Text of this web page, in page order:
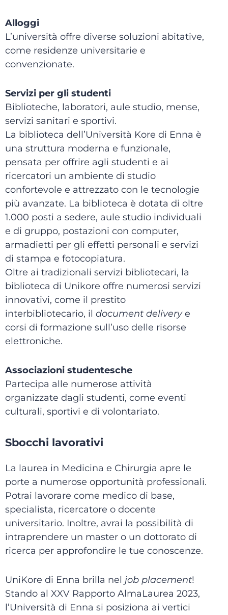
Alloggi
L’università offre diverse soluzioni abitative,
come residenze universitarie e
convenzionate.
Servizi per gli studenti
Biblioteche, laboratori, aule studio, mense,
servizi sanitari e sportivi.
La biblioteca dell’Università Kore di Enna è
una struttura moderna e funzionale,
pensata per offrire agli studenti e ai
ricercatori un ambiente di studio
confortevole e attrezzato con le tecnologie
più avanzate. La biblioteca è dotata di oltre
1.000 posti a sedere, aule studio individuali
e di gruppo, postazioni con computer,
armadietti per gli effetti personali e servizi
di stampa e fotocopiatura.
Oltre ai tradizionali servizi bibliotecari, la
biblioteca di Unikore offre numerosi servizi
innovativi, come il prestito
interbibliotecario, il document deliverye
corsi di formazione sull’uso delle risorse
elettroniche.
Associazioni studentesche
Partecipa alle numerose attività
organizzate dagli studenti, come eventi
culturali, sportivi e di volontariato.
Sbocchi lavorativi
La laurea in Medicina e Chirurgia apre le
porte a numerose opportunità professionali.
Potrai lavorare come medico di base,
specialista, ricercatore o docente
universitario. Inoltre, avrai la possibilità di
intraprendere un master o un dottorato di
ricerca per approfondire le tue conoscenze.
UniKore di Enna brilla nel job placement!
Stando al XXV Rapporto AlmaLaurea 2023,
l’Università di Enna si posiziona ai vertici